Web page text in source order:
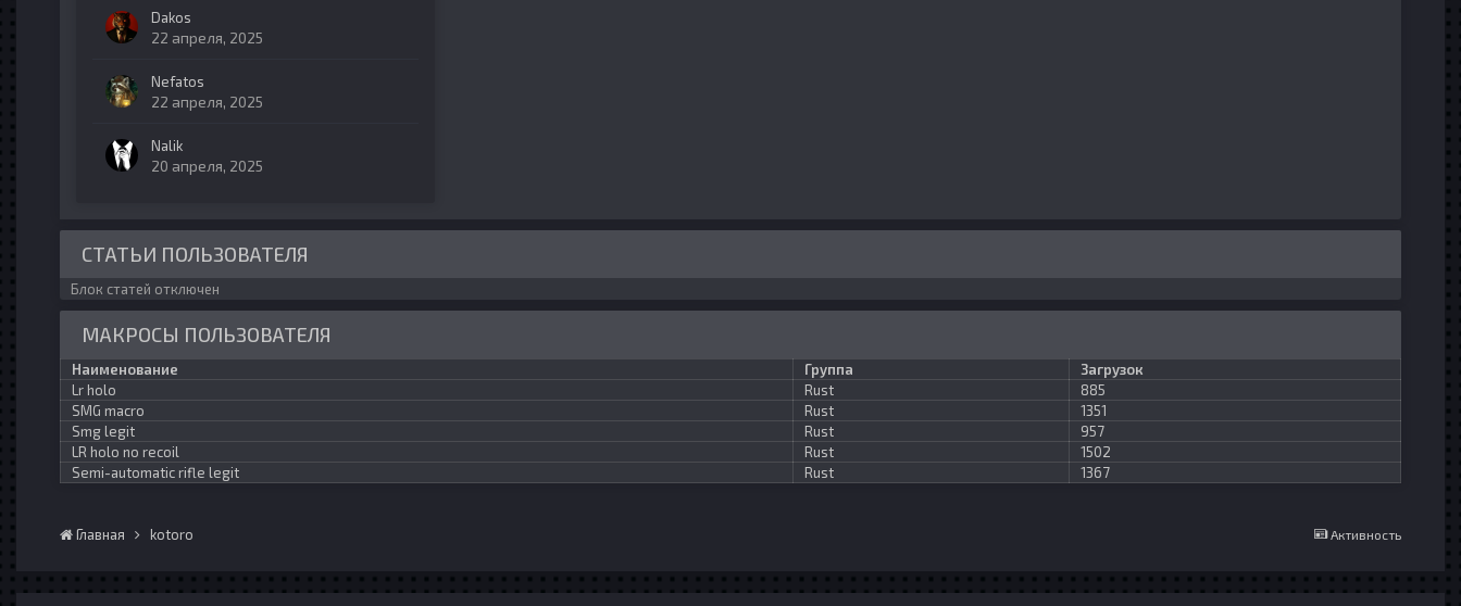
Dakos
22 апреля, 2025
Nefatos
22 апреля, 2025
Nalik
20 апреля, 2025
СТАТЬИ ПОЛЬЗОВАТЕЛЯ
Блок статей отключен
МАКРОСЫ ПОЛЬЗОВАТЕЛЯ
Наименование Группа
Загрузок
Lr holo
Rust
885
SMG macro
Rust
1351
Smg legit
Rust
957
LR holo no recoil
Rust
1502
Semi-automatic rifle legit
Rust 1367
Активность
Главная kotoro